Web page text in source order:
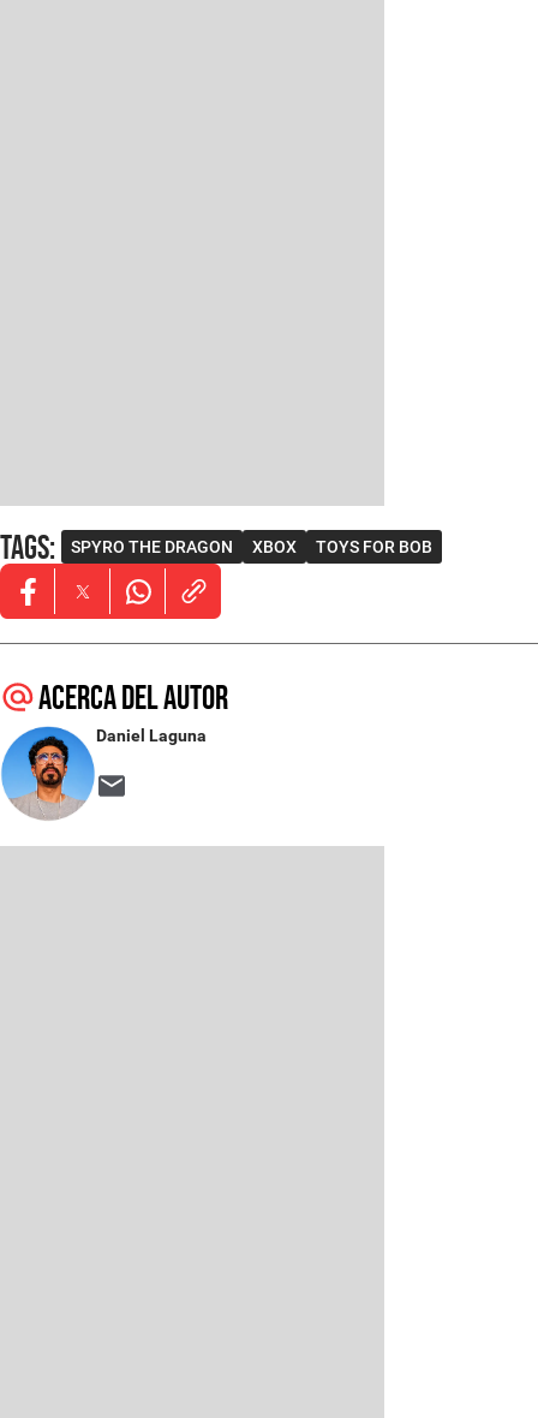
Tags: SPYRO THE DRAGON XBOX TOYS FOR BOB
Opens in new window
Opens in new window
Opens in new window
Acerca del autor
Daniel Laguna